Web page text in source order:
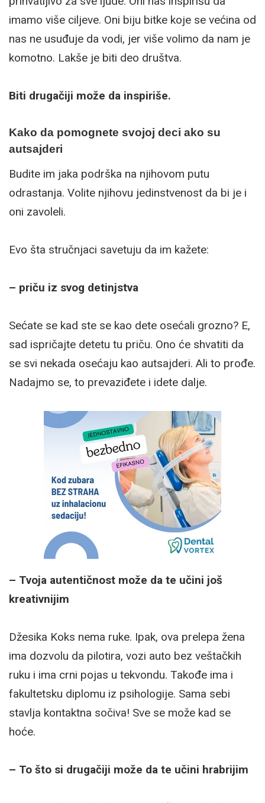
imamo više ciljeve. Oni biju bitke koje se većina od
nas ne usuđuje da vodi, jer više volimo da nam je
komotno. Lakše je biti deo društva.
Biti drugačiji može da inspiriše.
Kako da pomognete svojoj deci ako su
autsajderi
Budite im jaka podrška na njihovom putu
odrastanja. Volite njihovu jedinstvenost da bi je i
oni zavoleli.
Evo šta stručnjaci savetuju da im kažete:
– priču iz svog detinjstva
Sećate se kad ste se kao dete osećali grozno? E,
sad ispričajte detetu tu priču. Ono će shvatiti da
se svi nekada osećaju kao autsajderi. Ali to prođe.
Nadajmo se, to prevaziđete i idete dalje.
– Tvoja autentičnost može da te učini još
kreativnijim
Džesika Koks nema ruke. Ipak, ova prelepa žena
ima dozvolu da pilotira, vozi auto bez veštačkih
ruku i ima crni pojas u tekvondu. Takođe ima i
fakultetsku diplomu iz psihologije. Sama sebi
stavlja kontaktna sočiva! Sve se može kad se
hoće.
– To što si drugačiji može da te učini hrabrijim